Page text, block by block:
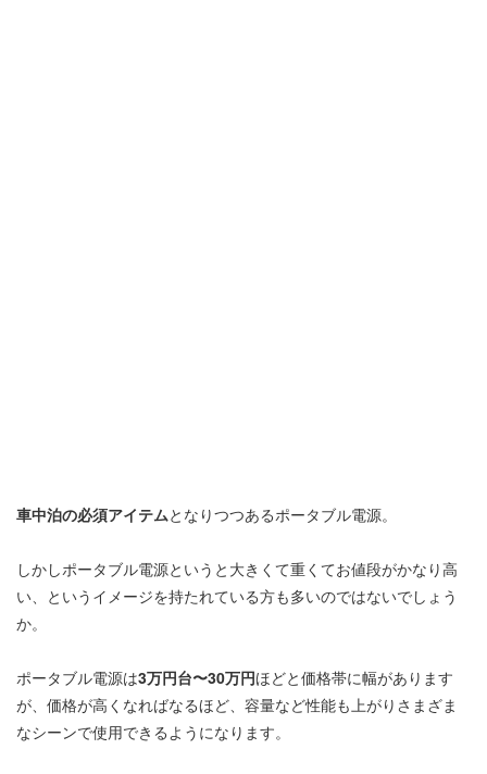
車中泊の必須アイテムとなりつつあるポータブル電源。
しかしポータブル電源というと大きくて重くてお値段がかなり高
い、というイメージを持たれている方も多いのではないでしょう
か。
ポータブル電源は3万円台〜30万円ほどと価格帯に幅があります
が、価格が高くなればなるほど、容量など性能も上がりさまざま
なシーンで使用できるようになります。